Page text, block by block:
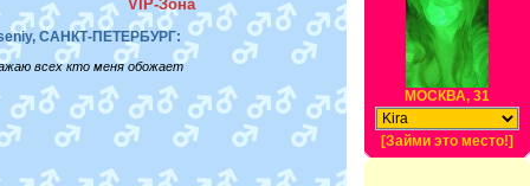
VIP-Зона
САНКТ-ПЕТЕРБУРГ:
всех кто меня обожает
МОСКВА, 31
[Займи это место!]